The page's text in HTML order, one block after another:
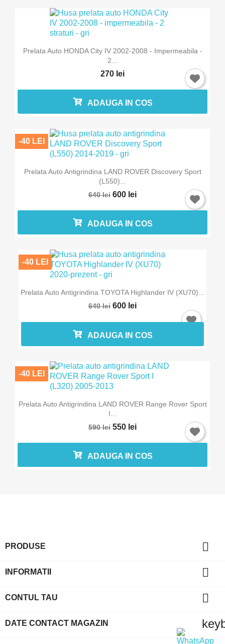
Prelata Auto HONDA City IV 2002-2008 - Impermeabila -
2...
270 lei
ADAUGA IN COS
Prelata Auto Antigrindina LAND ROVER Discovery Sport
(L550)...
640 lei 600 lei
-40 LEI
ADAUGA IN COS
Prelata Auto Antigrindina TOYOTA Highlander IV (XU70)...
640 lei 600 lei
-40 LEI
ADAUGA IN COS
Prelata Auto Antigrindina LAND ROVER Range Rover Sport
I...
590 lei 550 lei
-40 LEI
ADAUGA IN COS
PRODUSE 
INFORMATII 
CONTUL TAU 
DATE CONTACT MAGAZIN